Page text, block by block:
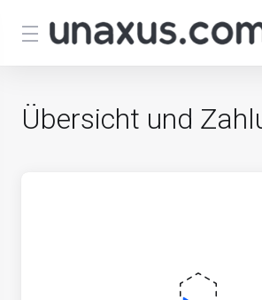
Übersicht und